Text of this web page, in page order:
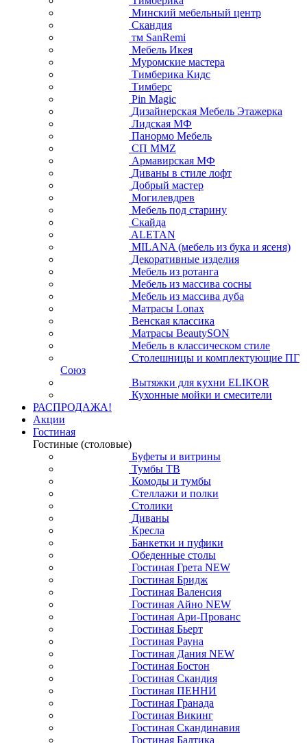
Минский мебельный центр
Скандия
тм SanRemi
Мебель Икея
Муромские мастера
Тимберика Кидс
Тимберс
Pin Magic
Дизайнерская Мебель Этажерка
Лидская МФ
Панормо Мебель
СП ММZ
Армавирская МФ
Диваны в стиле лофт
Добрый мастер
Могилевдрев
Мебель под старину
Скайда
ALETAN
MILANA (мебель из бука и ясеня)
Декоративные изделия
Мебель из ротанга
Мебель из массива сосны
Мебель из массива дуба
Матрасы Lonax
Венская классика
Матрасы BeautySON
Мебель в классическом стиле
Столешницы и комплектующие ПГ
Союз
Вытяжки для кухни ELIKOR
Кухонные мойки и смесители
РАСПРОДАЖА!
Акции
Гостиная
Гостиные (столовые)
Буфеты и витрины
Тумбы ТВ
Комоды и тумбы
Стеллажи и полки
Столики
Диваны
Кресла
Банкетки и пуфики
Обеденные столы
Гостиная Грета NEW
Гостиная Бридж
Гостиная Валенсия
Гостиная Айно NEW
Гостиная Ари-Прованс
Гостиная Бьерт
Гостиная Рауна
Гостиная Дания NEW
Гостиная Бостон
Гостиная Скандия
Гостиная ПЕННИ
Гостиная Гранада
Гостиная Викинг
Гостиная Скандинавия
Гостиная Балтика